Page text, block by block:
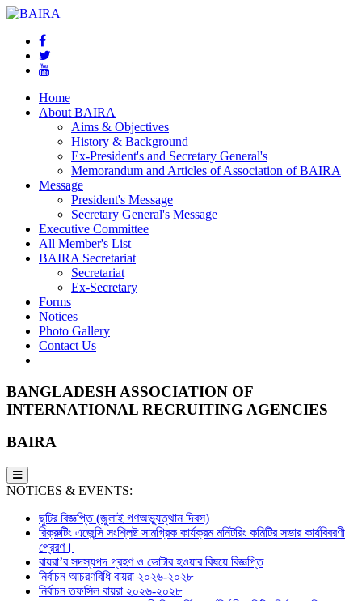
Home
About BAIRA
Aims & Objectives
History & Background
Ex-President's and Secretary General's
Memorandum and Articles of Association of BAIRA
Message
President's Message
Secretary General's Message
Executive Committee
All Member's List
BAIRA Secretariat
Secretariat
Ex-Secretary
Forms
Notices
Photo Gallery
Contact Us
BANGLADESH ASSOCIATION OF
INTERNATIONAL RECRUITING AGENCIES
BAIRA
NOTICES & EVENTS:
ছুটির বিজ্ঞপ্তি (জুলাই গণঅভ্যুত্থান দিবস)
রিক্রুটিং এজেন্সি সংশ্লিষ্ট সামগ্রিক কার্যক্রম মনিটরিং কমিটির সভার কার্যবিবরণী
প্রেরণ।
বায়রা’র সদস্যপদ গ্রহণ ও ভোটার হওয়ার বিষয়ে বিজ্ঞপ্তি
নির্বাচন আচরণবিধি বায়রা ২০২৬-২০২৮
নির্বাচন তফসিল বায়রা ২০২৬-২০২৮